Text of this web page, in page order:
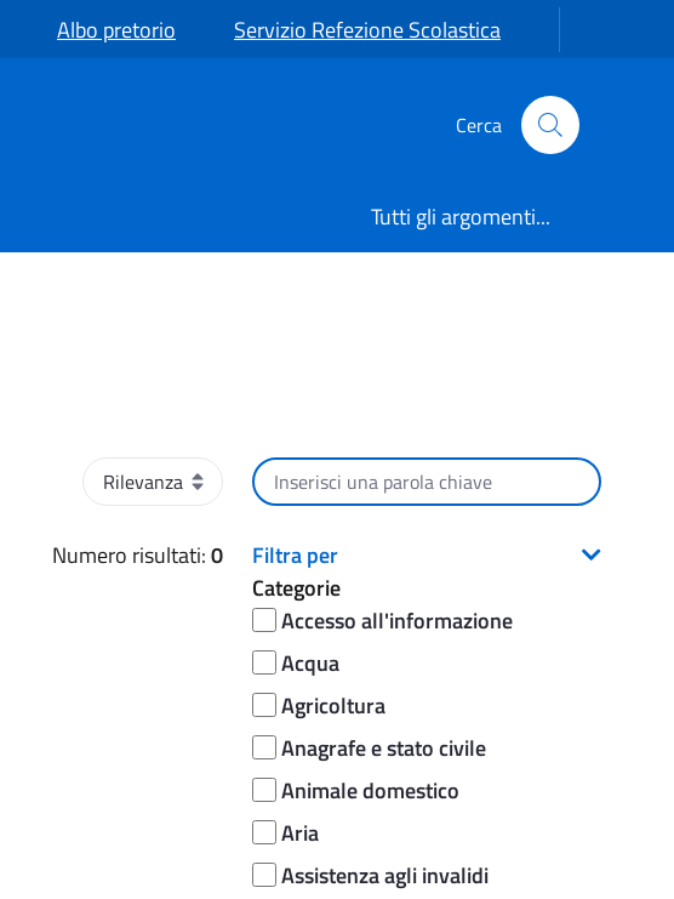
Albo pretorio Servizio Refezione Scolastica
Cerca
Tutti gli argomenti...
Ordinamento
Numero risultati:0
Cerca per testo
Filtra per
Categorie
Accesso all'informazione
Acqua
Agricoltura
Anagrafe e stato civile
Animale domestico
Aria
Assistenza agli invalidi